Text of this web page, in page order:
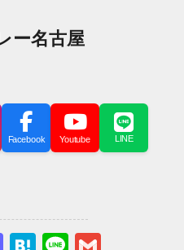
ー名古屋
Facebook Youtube LINE